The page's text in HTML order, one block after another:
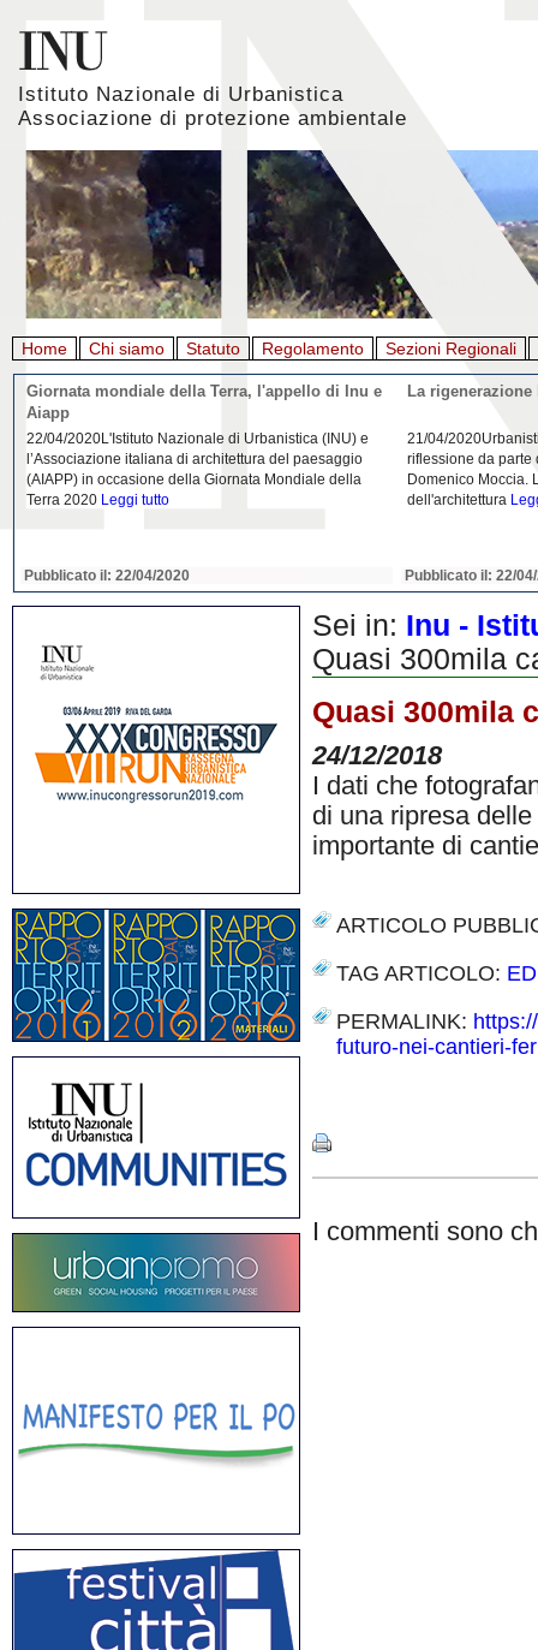
Istituto Nazionale di Urbanistica
Associazione di protezione ambientale
Home Chi siamo Statuto Regolamento Sezioni Regionali
Giornata mondiale della Terra, l'appello di Inu e
Aiapp
22/04/2020L'Istituto Nazionale di Urbanistica (INU) e
l’Associazione italiana di architettura del paesaggio
(AIAPP) in occasione della Giornata Mondiale della
Terra 2020 Leggi tutto
Pubblicato il: 22/04/2020
La
21/04/
riflessione da parte
Domenico Moccia.
dell'architettura
Pubblicato il: 22/
Sei in: Inu -
Quasi 300mila
Quasi 300mila
24/12/2018
I dati che
di una ripresa
importante di
ARTICOLO
TAG ARTICOLO:
PERMALINK:
futuro-nei-cantieri-
I commenti sono